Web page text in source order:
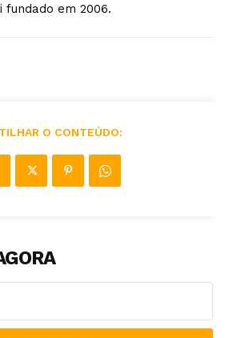
fundado em 2006.
O CONTEÚDO: